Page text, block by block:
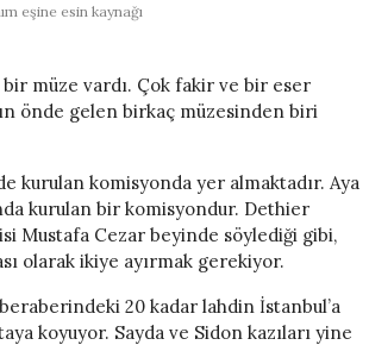
eşine esin kaynağı
müze vardı. Çok fakir ve bir eser
önde gelen birkaç müzesinden biri
kurulan komisyonda yer almaktadır. Aya
kurulan bir komisyondur. Dethier
Mustafa Cezar beyinde söylediği gibi,
olarak ikiye ayırmak gerekiyor.
beraberindeki 20 kadar lahdin İstanbul’a
koyuyor. Sayda ve Sidon kazıları yine